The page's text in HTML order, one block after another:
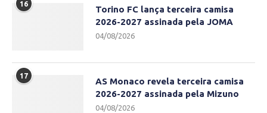
16
Torino FC lança terceira camisa
2026-2027 assinada pela JOMA
04/08/2026
17
AS Monaco revela terceira camisa
2026-2027 assinada pela Mizuno
04/08/2026